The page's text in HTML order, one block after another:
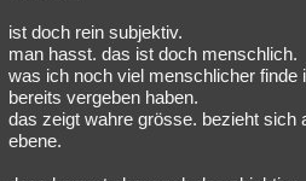
ist doch rein subjektiv.
man hasst. das ist doch menschlich.
was ich noch viel menschlicher finde
bereits vergeben haben.
das zeigt wahre grösse. bezieht sich
ebene.